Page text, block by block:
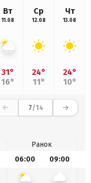
Вт
11.08
31°
16°
Ср
12.08
24°
11°
Чт
13.08
24°
10°
7/14
Ранок
06:00 09:00